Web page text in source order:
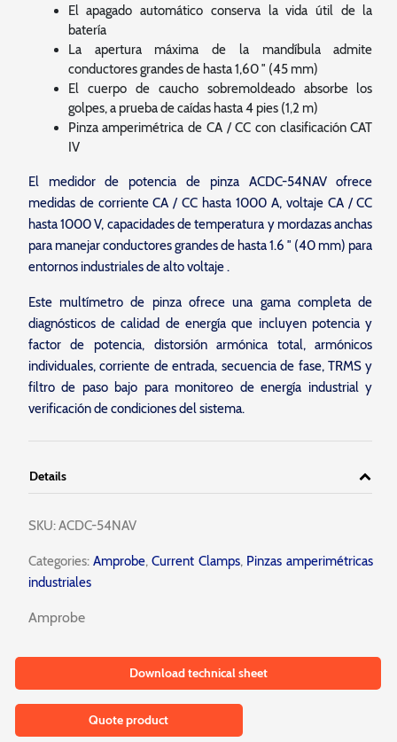
El apagado automático conserva la vida útil de la
batería
La apertura máxima de la mandíbula admite
conductores grandes de hasta 1,60 ″ (45 mm)
El cuerpo de caucho sobremoldeado absorbe los
golpes, a prueba de caídas hasta 4 pies (1,2 m)
Pinza amperimétrica de CA / CC con clasificación CAT
IV
El medidor de potencia de pinza ACDC-54NAV ofrece
medidas de corriente CA / CC hasta 1000 A, voltaje CA / CC
hasta 1000 V, capacidades de temperatura y mordazas anchas
para manejar conductores grandes de hasta 1.6 ″ (40 mm) para
entornos industriales de alto voltaje .
Este multímetro de pinza ofrece una gama completa de
diagnósticos de calidad de energía que incluyen potencia y
factor de potencia, distorsión armónica total, armónicos
individuales, corriente de entrada, secuencia de fase, TRMS y
filtro de paso bajo para monitoreo de energía industrial y
verificación de condiciones del sistema.
Details
SKU:ACDC-54NAV
Categories:Amprobe,Current Clamps, Pinzas amperimétricas
industriales
Amprobe
Download technical sheet
Quote product